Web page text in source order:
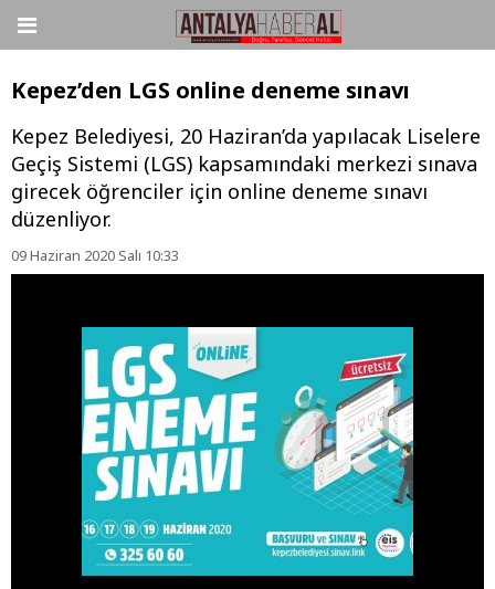
Kepez’den LGS online deneme sınavı
Kepez Belediyesi, 20 Haziran’da yapılacak Liselere
Geçiş Sistemi (LGS) kapsamındaki merkezi sınava
girecek öğrenciler için online deneme sınavı
düzenliyor.
09 Haziran 2020 Salı 10:33